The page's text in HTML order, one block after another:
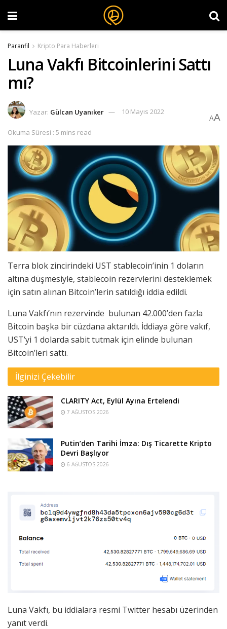
Paranfil Kripto Para Haberleri
Luna Vakfı Bitcoinlerini Sattı
mı?
Yazar: Gülcan Uyanıker 10 Mayıs 2022
Okuma Süresi : 5 mins read
AA
Terra blok zincirindeki UST stablecoin’inin 1 doların
altına düşmesiyle, stablecoin rezervlerini desteklemek
için satın alınan Bitcoin’lerin satıldığı iddia edildi.
Luna Vakfı’nın rezervinde bulunan 42.000’den fazla
Bitcoin başka bir cüzdana aktarıldı. İddiaya göre vakıf,
UST’yi 1 dolarda sabit tutmak için elinde bulunan
Bitcoin’leri sattı.
İlginizi Çekebilir
CLARITY Act, Eylül Ayına Ertelendi
7 AĞUSTOS 2026
Putin’den Tarihi İmza: Dış Ticarette Kripto
Devri Başlıyor
6 AĞUSTOS 2026
Luna Vakfı, bu iddialara resmi Twitter hesabı üzerinden
yanıt verdi.